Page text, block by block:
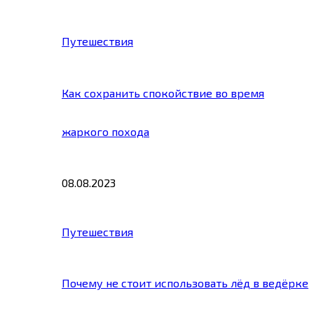
Путешествия
Как сохранить спокойствие во время
жаркого похода
08.08.2023
Путешествия
Почему не стоит использовать лёд в ведёрке